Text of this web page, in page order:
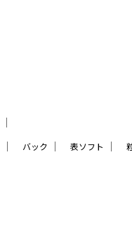
｜
｜ バック ｜ 表ソフト ｜